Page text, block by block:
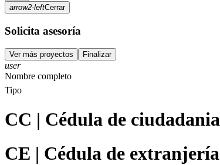
arrow2-leftCerrar
Solicita asesoría
Ver más proyectos Finalizar
user
Nombre completo
Tipo
CC | Cédula de ciudadania
CE | Cédula de extranjería